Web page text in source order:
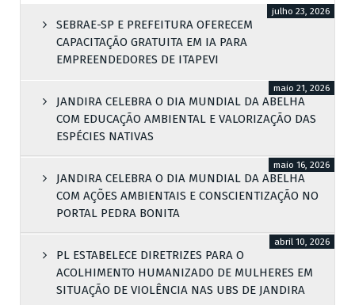
SEBRAE-SP E PREFEITURA OFERECEM
CAPACITAÇÃO GRATUITA EM IA PARA
EMPREENDEDORES DE ITAPEVI
julho 23, 2026
JANDIRA CELEBRA O DIA MUNDIAL DA ABELHA
COM EDUCAÇÃO AMBIENTAL E VALORIZAÇÃO DAS
ESPÉCIES NATIVAS
maio 21, 2026
JANDIRA CELEBRA O DIA MUNDIAL DA ABELHA
COM AÇÕES AMBIENTAIS E CONSCIENTIZAÇÃO NO
PORTAL PEDRA BONITA
maio 16, 2026
PL ESTABELECE DIRETRIZES PARA O
ACOLHIMENTO HUMANIZADO DE MULHERES EM
SITUAÇÃO DE VIOLÊNCIA NAS UBS DE JANDIRA
abril 10, 2026